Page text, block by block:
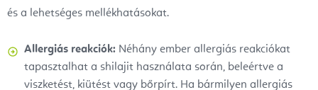
és a lehetséges mellékhatásokat.
Allergiás reakciók: Néhány ember allergiás reakciókat
tapasztalhat a shilajit használata során, beleértve a
viszketést, kiütést vagy bőrpírt. Ha bármilyen allergiás